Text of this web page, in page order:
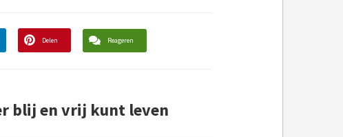
Delen Reageren
blij en vrij kunt leven